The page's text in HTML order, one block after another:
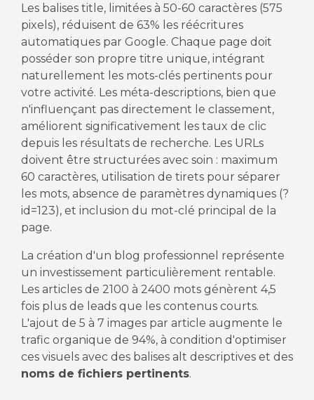
Les balises title, limitées à 50-60 caractères (575
pixels), réduisent de 63% les réécritures
automatiques par Google. Chaque page doit
posséder son propre titre unique, intégrant
naturellement les mots-clés pertinents pour
votre activité. Les méta-descriptions, bien que
n'influençant pas directement le classement,
améliorent significativement les taux de clic
depuis les résultats de recherche. Les URLs
doivent être structurées avec soin : maximum
60 caractères, utilisation de tirets pour séparer
les mots, absence de paramètres dynamiques (?
id=123), et inclusion du mot-clé principal de la
page.
La création d'un blog professionnel représente
un investissement particulièrement rentable.
Les articles de 2100 à 2400 mots génèrent 4,5
fois plus de leads que les contenus courts.
L'ajout de 5 à 7 images par article augmente le
trafic organique de 94%, à condition d'optimiser
ces visuels avec des balises alt descriptives et des
noms de fichiers pertinents.